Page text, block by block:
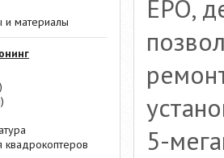
и материалы
квадрокоптеров
EPO,
5-